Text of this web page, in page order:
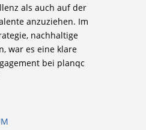
als auch auf der
anzuziehen. Im
nachhaltige
war es eine klare
bei planqc